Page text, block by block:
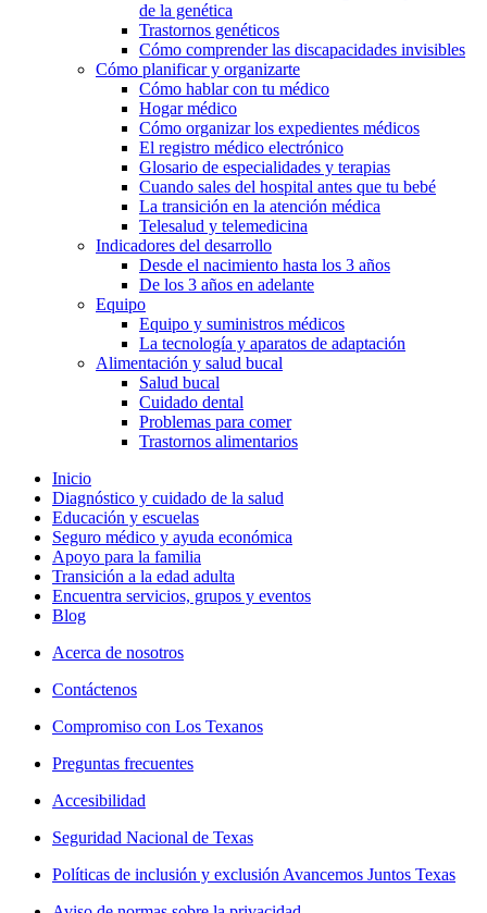
de la genética
Trastornos genéticos
Cómo comprender las discapacidades invisibles
Cómo planificar y organizarte
Cómo hablar con tu médico
Hogar médico
Cómo organizar los expedientes médicos
El registro médico electrónico
Glosario de especialidades y terapias
Cuando sales del hospital antes que tu bebé
La transición en la atención médica
Telesalud y telemedicina
Indicadores del desarrollo
Desde el nacimiento hasta los 3 años
De los 3 años en adelante
Equipo
Equipo y suministros médicos
La tecnología y aparatos de adaptación
Alimentación y salud bucal
Salud bucal
Cuidado dental
Problemas para comer
Trastornos alimentarios
Inicio
Diagnóstico y cuidado de la salud
Educación y escuelas
Seguro médico y ayuda económica
Apoyo para la familia
Transición a la edad adulta
Encuentra servicios, grupos y eventos
Blog
Acerca de nosotros
Contáctenos
Compromiso con Los Texanos
Preguntas frecuentes
Accesibilidad
Seguridad Nacional de Texas
Políticas de inclusión y exclusión Avancemos Juntos Texas